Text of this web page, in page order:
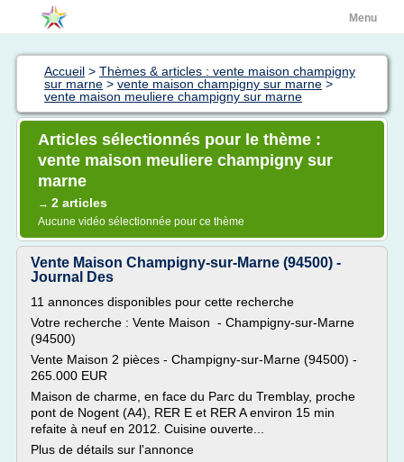
Menu
Accueil > Thèmes & articles : vente maison champigny
sur marne > vente maison champigny sur marne >
vente maison meuliere champigny sur marne
Articles sélectionnés pour le thème :
vente maison meuliere champigny sur
marne
→ 2 articles
Aucune vidéo sélectionnée pour ce thème
Vente Maison Champigny-sur-Marne (94500) -
Journal Des
11 annonces disponibles pour cette recherche
Votre recherche : Vente Maison - Champigny-sur-Marne
(94500)
Vente Maison 2 pièces - Champigny-sur-Marne (94500) -
265.000 EUR
Maison de charme, en face du Parc du Tremblay, proche
pont de Nogent (A4), RER E et RER A environ 15 min
refaite à neuf en 2012. Cuisine ouverte...
Plus de détails sur l'annonce